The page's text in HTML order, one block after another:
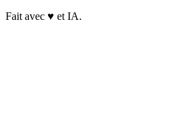
Fait avec ♥ et IA.